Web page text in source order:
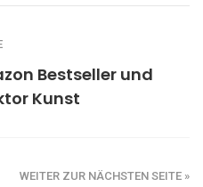
Bestseller und
Kunst
WEITER ZUR NÄCHSTEN SEITE »